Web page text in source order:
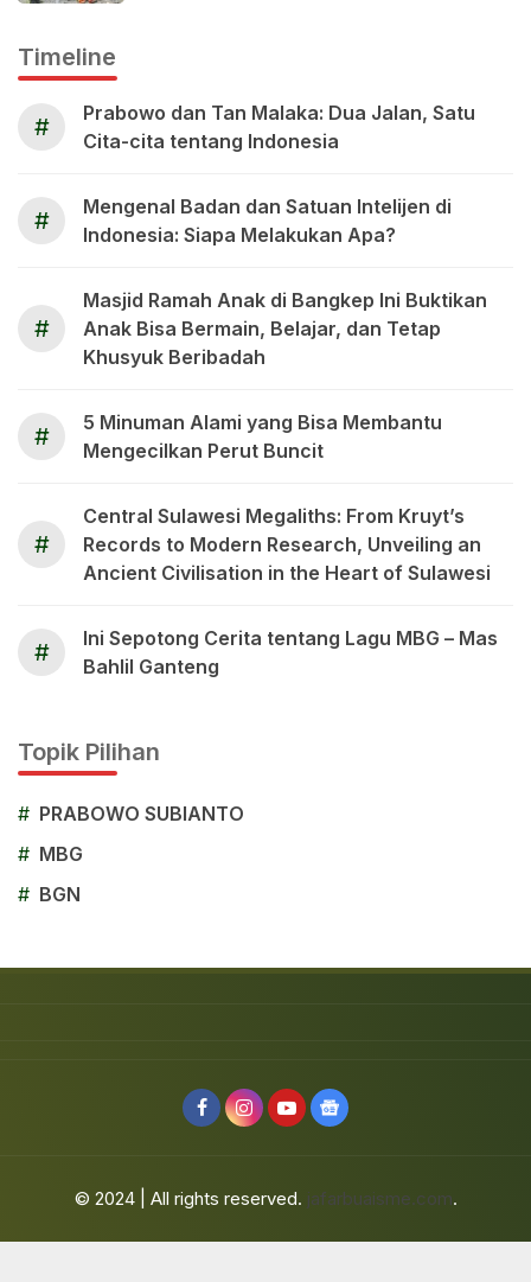
Timeline
#
Prabowo dan Tan Malaka: Dua Jalan, Satu
Cita-cita tentang Indonesia
#
Mengenal Badan dan Satuan Intelijen di
Indonesia: Siapa Melakukan Apa?
#
Masjid Ramah Anak di Bangkep Ini Buktikan
Anak Bisa Bermain, Belajar, dan Tetap
Khusyuk Beribadah
#
5 Minuman Alami yang Bisa Membantu
Mengecilkan Perut Buncit
#
Central Sulawesi Megaliths: From Kruyt’s
Records to Modern Research, Unveiling an
Ancient Civilisation in the Heart of Sulawesi
#
Ini Sepotong Cerita tentang Lagu MBG – Mas
Bahlil Ganteng
Topik Pilihan
# PRABOWO SUBIANTO
# MBG
# BGN
© 2024 | All rights reserved. jafarbuaisme.com.